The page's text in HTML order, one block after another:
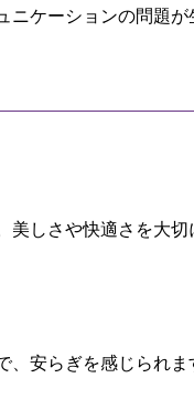
ケーションの問題が
美しさや快適さを大切
安らぎを感じられま